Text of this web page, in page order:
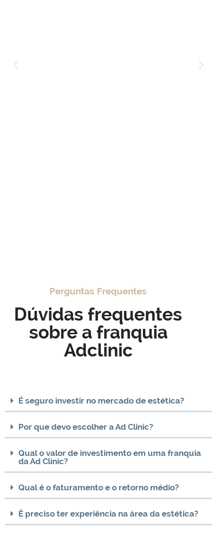
Perguntas Frequentes
Dúvidas frequentes
sobre a franquia
Adclinic
É seguro investir no mercado de estética?
Por que devo escolher a Ad Clinic?
Qual o valor de investimento em uma franquia
da Ad Clinic?
Qual é o faturamento e o retorno médio?
É preciso ter experiência na área da estética?